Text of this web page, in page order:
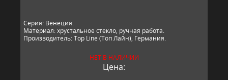
Серия: Венеция.
Материал: хрустальное стекло, ручная работа.
Производитель: Top Line (Топ Лайн), Германия.
НЕТ В НАЛИЧИИ
Цена: